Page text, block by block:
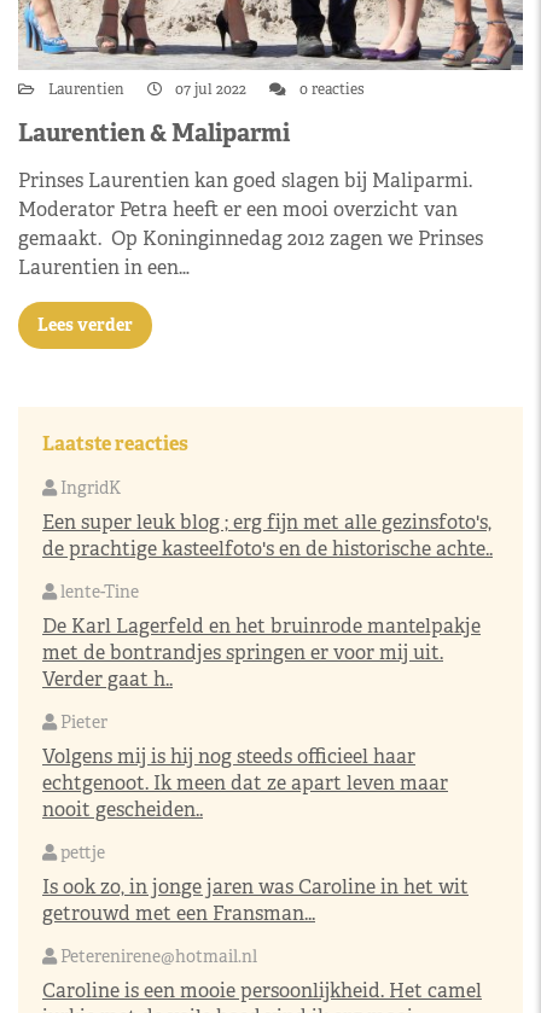
Laurentien 07 jul 2022 0 reacties
Laurentien & Maliparmi
Prinses Laurentien kan goed slagen bij Maliparmi.
Moderator Petra heeft er een mooi overzicht van
gemaakt. Op Koninginnedag 2012 zagen we Prinses
Laurentien in een…
Lees verder
Laatste reacties
IngridK
Een super leuk blog ; erg fijn met alle gezinsfoto's,
de prachtige kasteelfoto's en de historische achte..
lente-Tine
De Karl Lagerfeld en het bruinrode mantelpakje
met de bontrandjes springen er voor mij uit.
Verder gaat h..
Pieter
Volgens mij is hij nog steeds officieel haar
echtgenoot. Ik meen dat ze apart leven maar
nooit gescheiden..
pettje
Is ook zo, in jonge jaren was Caroline in het wit
getrouwd met een Fransman...
Peterenirene@hotmail.nl
Caroline is een mooie persoonlijkheid. Het camel